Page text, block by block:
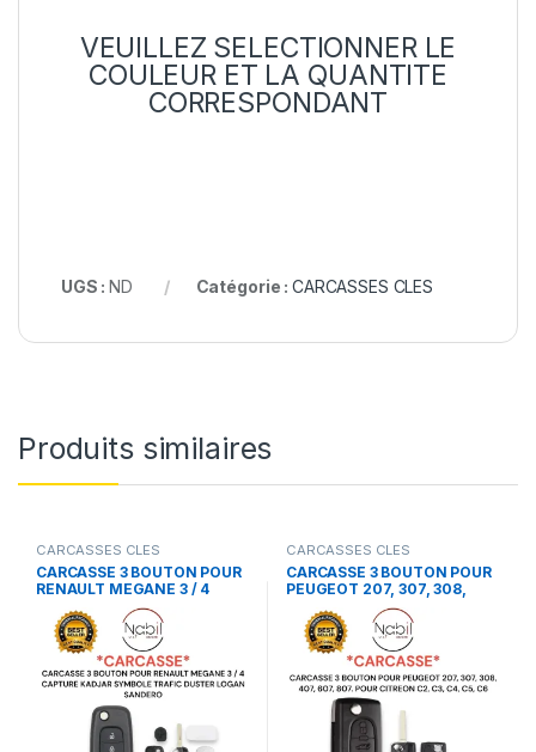
VEUILLEZ SELECTIONNER LE
COULEUR ET LA QUANTITE
CORRESPONDANT
UGS :ND Catégorie : CARCASSES CLES
Produits similaires
CARCASSES CLES
CARCASSE 3 BOUTON POUR
RENAULT MEGANE 3 / 4
CAPTURE KADJAR SYMBOLE
TRAFIC DUSTER LOGAN
SANDERO
CARCASSES CLES
CARCASSE 3 BOUTON POUR
PEUGEOT 207, 307, 308,
407, 607, 807. POUR
CITREON C2, C3, C4, C5, C6